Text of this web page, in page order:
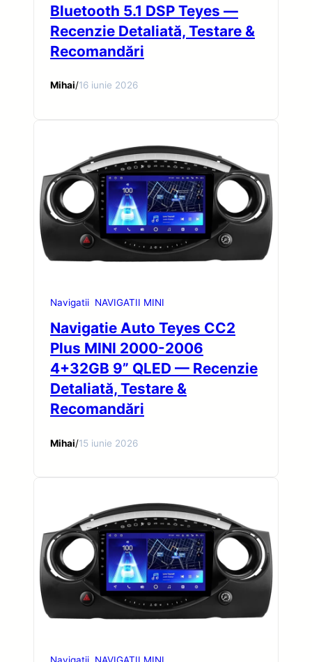
Bluetooth 5.1 DSP Teyes —
Recenzie Detaliată, Testare &
Recomandări
Mihai/16 iunie 2026
Navigatii NAVIGATII MINI
Navigatie Auto Teyes CC2
Plus MINI 2000-2006
4+32GB 9” QLED — Recenzie
Detaliată, Testare &
Recomandări
Mihai/15 iunie 2026